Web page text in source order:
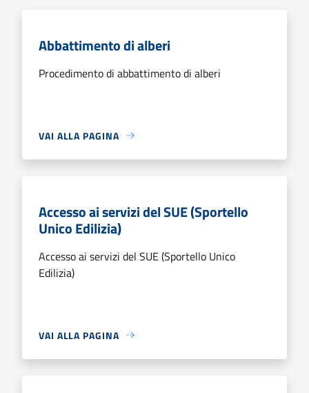
Abbattimento di alberi
Procedimento di abbattimento di alberi
VAI ALLA PAGINA
Accesso ai servizi del SUE (Sportello
Unico Edilizia)
Accesso ai servizi del SUE (Sportello Unico
Edilizia)
VAI ALLA PAGINA